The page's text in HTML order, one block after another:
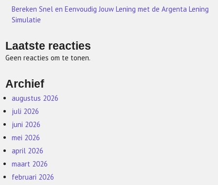
Bereken Snel en Eenvoudig Jouw Lening met de Argenta Lening
Simulatie
Laatste reacties
Geen reacties om te tonen.
Archief
augustus 2026
juli 2026
juni 2026
mei 2026
april 2026
maart 2026
februari 2026